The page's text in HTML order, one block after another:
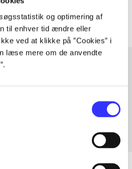
og optimering af
til enhver tid ændre eller
ved at klikke på ”Cookies” i
læse mere om de anvendte